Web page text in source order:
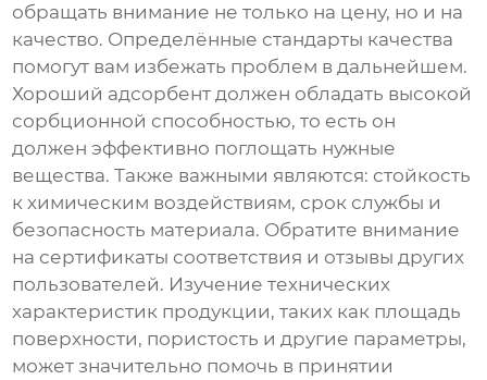
обращать внимание не только на цену, но и на
качество. Определённые стандарты качества
помогут вам избежать проблем в дальнейшем.
Хороший адсорбент должен обладать высокой
сорбционной способностью, то есть он
должен эффективно поглощать нужные
вещества. Также важными являются: стойкость
к химическим воздействиям, срок службы и
безопасность материала. Обратите внимание
на сертификаты соответствия и отзывы других
пользователей. Изучение технических
характеристик продукции, таких как площадь
поверхности, пористость и другие параметры,
может значительно помочь в принятии